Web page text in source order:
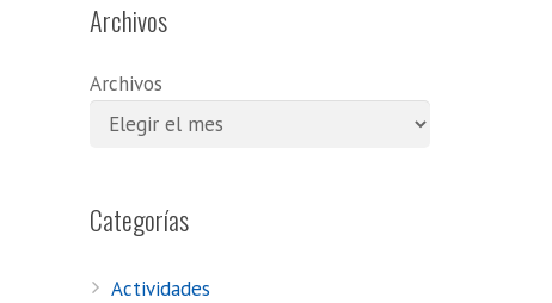
Archivos
Archivos
Categorías
Actividades